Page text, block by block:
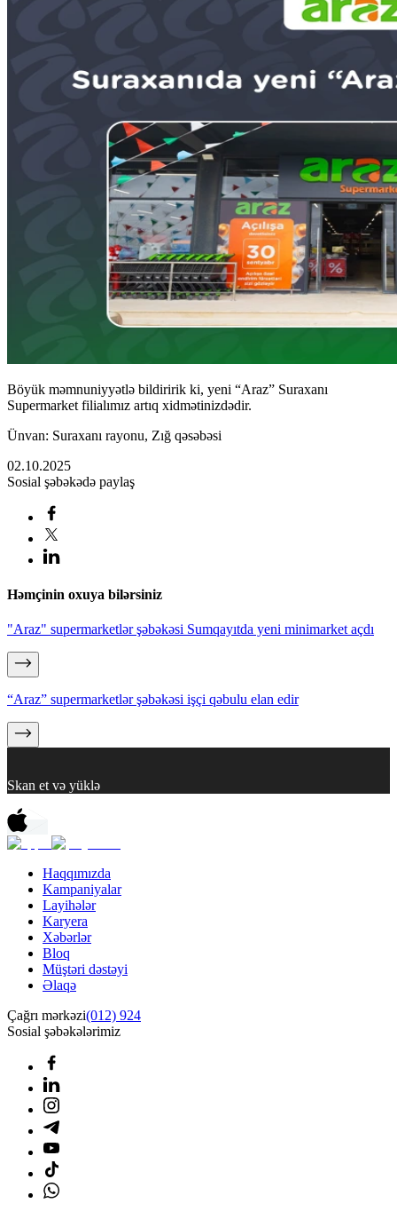
Böyük məmnuniyyətlə bildiririk ki, yeni “Araz” Suraxanı
Supermarket filialımız artıq xidmətinizdədir.
Ünvan: Suraxanı rayonu, Zığ qəsəbəsi
02.10.2025
Sosial şəbəkədə paylaş
Həmçinin oxuya bilərsiniz
"Araz" supermarketlər şəbəkəsi Sumqayıtda yeni minimarket açdı
“Araz” supermarketlər şəbəkəsi işçi qəbulu elan edir
Skan et və yüklə
Haqqımızda
Kampaniyalar
Layihələr
Karyera
Xəbərlər
Bloq
Müştəri dəstəyi
Əlaqə
Çağrı mərkəzi(012) 924
Sosial şəbəkələrimiz